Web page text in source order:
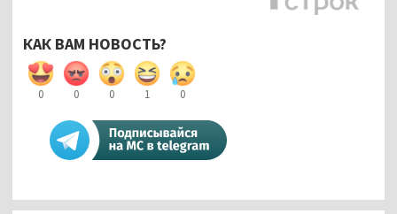
КАК ВАМ НОВОСТЬ?
0 0 0 1 0